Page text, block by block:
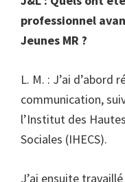
professionnel
Jeunes MR ?
L. M. : J’ai d’abord
communication,
l’Institut des
Sociales (IHECS).
J’ai ensuite